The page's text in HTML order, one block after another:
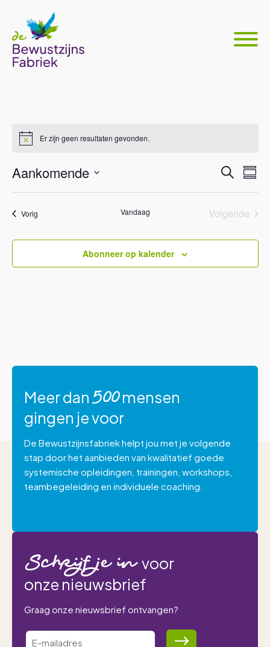
Er zijn geen resultaten gevonden.
en
Zoeken
Aankomende
Selecteer
VorigEvenementen Vandaag
Volgende
Abonneer op kalender
Meer dan 500mensen
gingen je voor
De Bewustzijnsfabriek helpt jou met je volgende
stap door het aanbieden van kwalitatief goede
systemische opleidingen, trainingen, workshops,
teambegeleiding en individuele coaching.
Schrijf je invoor
onze nieuwsbrief
Graag onze nieuwsbrief ontvangen?